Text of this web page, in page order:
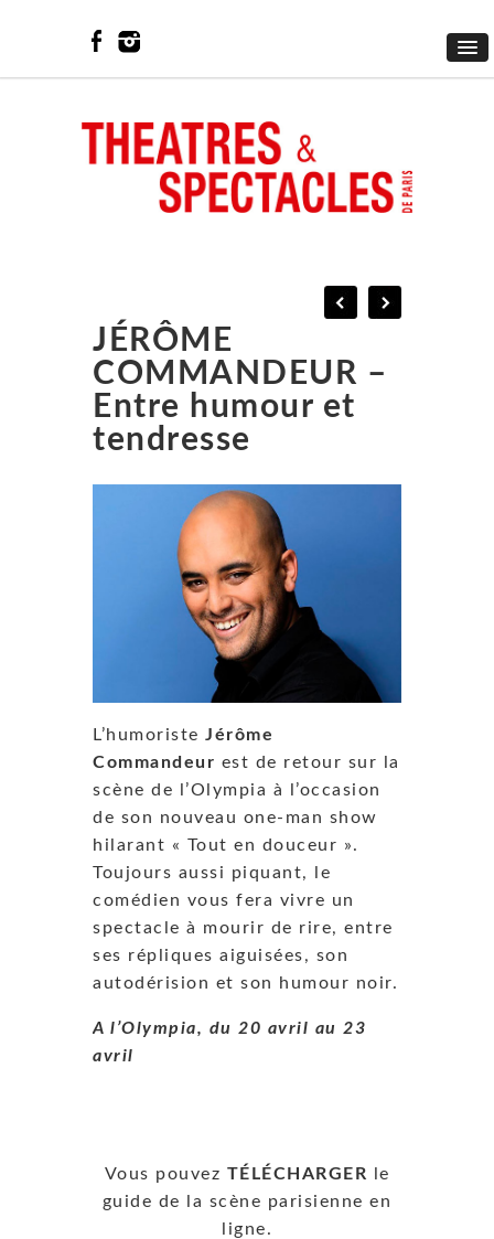
JÉRÔME
COMMANDEUR –
Entre humour et
tendresse
L’humoriste Jérôme
Commandeur est de retour sur la
scène de l’Olympia à l’occasion
de son nouveau one-man show
hilarant « Tout en douceur ».
Toujours aussi piquant, le
comédien vous fera vivre un
spectacle à mourir de rire, entre
ses répliques aiguisées, son
autodérision et son humour noir.
A l’Olympia, du 20 avril au 23
avril
Vous pouvez TÉLÉCHARGER le
guide de la scène parisienne en
ligne.